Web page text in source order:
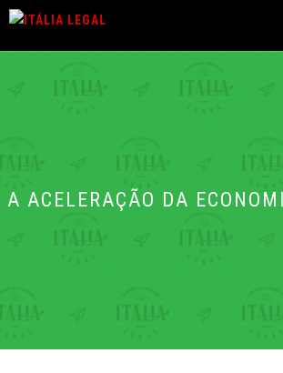
Pular
A ACELERAÇÃO DA